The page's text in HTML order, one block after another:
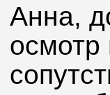
Анна,
осмотр